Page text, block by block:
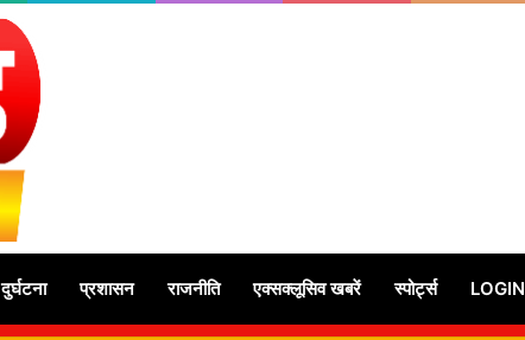
दुर्घटना प्रशासन राजनीति एक्सक्लूसिव खबरें स्पोर्ट्स LOGIN